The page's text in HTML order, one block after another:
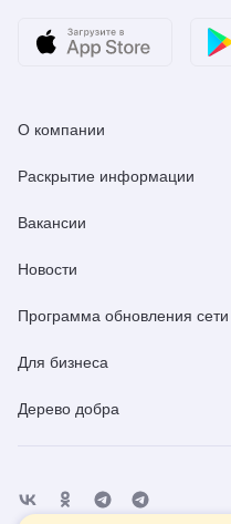
О компании
Раскрытие информации
Вакансии
Новости
Программа обновления сети
Для бизнеса
Дерево добра